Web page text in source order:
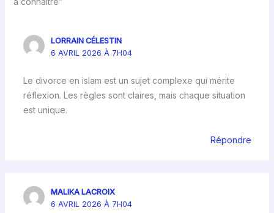
LORRAIN CÉLESTIN
6 AVRIL 2026 À 7H04
Le divorce en islam est un sujet complexe qui mérite
réflexion. Les règles sont claires, mais chaque situation
est unique.
Répondre
MALIKA LACROIX
6 AVRIL 2026 À 7H04